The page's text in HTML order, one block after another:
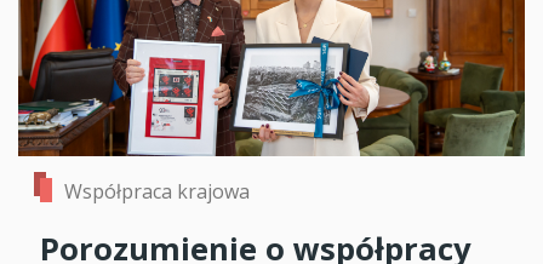
Współpraca krajowa
Porozumienie o współpracy